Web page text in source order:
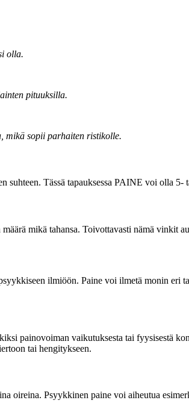
olla.
pituuksilla.
mikä sopii parhaiten ristikolle.
Tässä tapauksessa PAINE voi olla 5-
mikä tahansa. Toivottavasti nämä vinkit
ilmiöön. Paine voi ilmetä monin
painovoiman vaikutuksesta tai fyysisestä
tai hengitykseen.
oireina. Psyykkinen paine voi aiheutua